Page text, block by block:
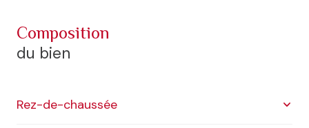
composition
du bien
Rez-de-chaussée